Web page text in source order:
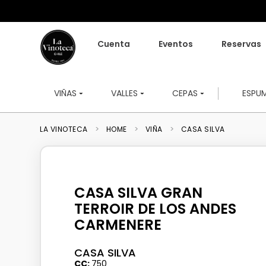
Cuenta Eventos Reservas
VIÑAS VALLES CEPAS
HOME VIÑA CASA SILVA
CASA SILVA GRAN
TERROIR DE LOS ANDES
CARMENERE
CASA SILVA
CC 750